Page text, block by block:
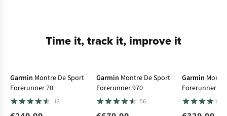
Time it, track it, improve it
Garmin Montre De Sport
Forerunner 70
12
Garmin Montre De Sport
Forerunner 970
56
Garmin
Forerunner